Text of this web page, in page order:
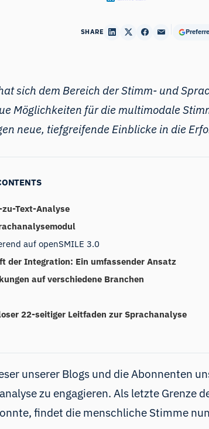
SHARE
sich dem Bereich der Stimm- und
Möglichkeiten für die multimodale
neue, tiefgreifende Einblicke in die
Text-Analyse
auf openSMILE 3.0
der Integration: Ein umfassender Ansatz
auf verschiedene Branchen
22-seitiger Leitfaden zur Sprachanalyse
unserer Blogs und die Abonnenten
zu engagieren. Als letzte
findet die menschliche Stimme